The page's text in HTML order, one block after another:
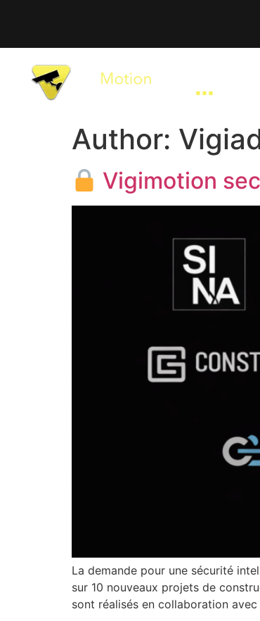
Author:
Vigimotion
La demande pour une sécurité
sur 10 nouveaux projets de
sont réalisés en collaboration